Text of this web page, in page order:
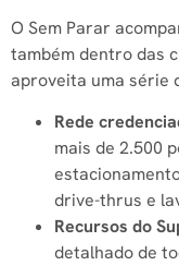
O Sem Parar
também dentro das
aproveita uma série
Rede
mais de 2.500
drive-thrus e
Recursos do
detalhado de